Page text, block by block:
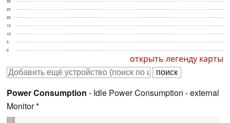
0
5
10
15
20
25
30
открыть легенду карты
Power Consumption - Idle Power Consumption - external
Monitor *